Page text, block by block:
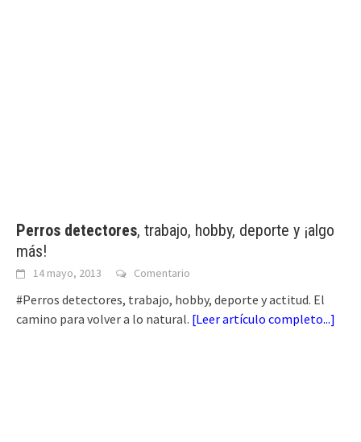
Perros detectores, trabajo, hobby, deporte y ¡algo
más!
14 mayo, 2013 Comentario
#Perros detectores, trabajo, hobby, deporte y actitud. El
camino para volver a lo natural. [Leer artículo completo...]